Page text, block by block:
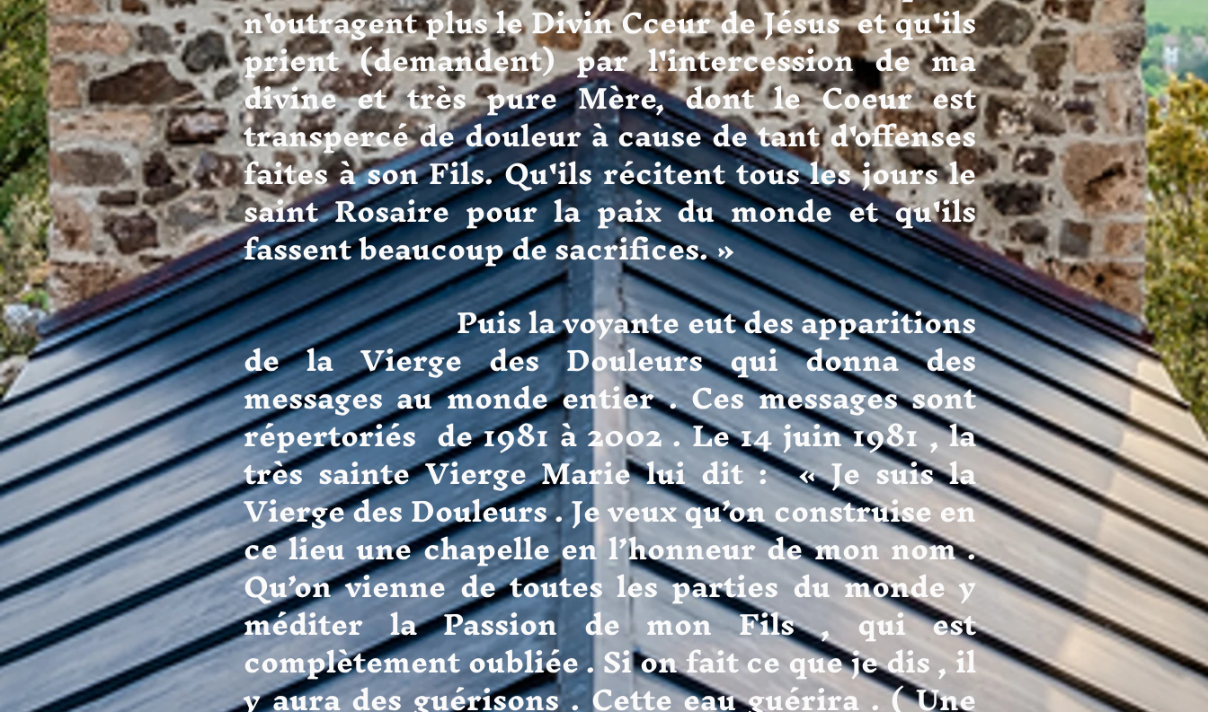
n'outragent plus le Divin Cceur de Jésus et qu'ils
prient (demandent) par l'intercession de ma
divine et très pure Mère, dont le Coeur est
transpercé de douleur à cause de tant d'offenses
faites à son Fils. Qu'ils récitent tous les jours le
saint Rosaire pour la paix du monde et qu'ils
fassent beaucoup de sacrifices. »
Puis la voyante eut des apparitions
de la Vierge des Douleurs qui donna des
messages au monde entier . Ces messages sont
répertoriés de 1981 à 2002 . Le 14 juin 1981 , la
très sainte Vierge Marie lui dit : « Je suis la
Vierge des Douleurs . Je veux qu’on construise en
ce lieu une chapelle en l’honneur de mon nom .
Qu’on vienne de toutes les parties du monde y
méditer la Passion de mon Fils , qui est
complètement oubliée . Si on fait ce que je dis , il